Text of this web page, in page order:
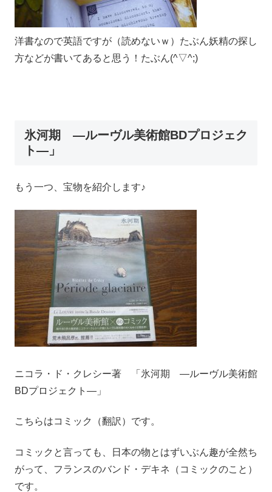
洋書なので英語ですが（読めないｗ）たぶん妖精の探し
方などが書いてあると思う！たぶん(^▽^;)
氷河期 ―ルーヴル美術館BDプロジェク
ト―」
もう一つ、宝物を紹介します♪
ニコラ・ド・クレシー著 「 氷河期 ―ルーヴル美術館
BDプロジェクト―」
こちらはコミック（翻訳）です。
コミックと言っても、日本の物とはずいぶん趣が全然ち
がって、フランスのバンド・デキネ（コミックのこと）
です。